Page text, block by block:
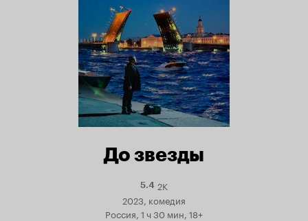
До звезды
5.4Рейтинг
2K
2023, комедия
Россия, 1 ч 30 мин, 18+